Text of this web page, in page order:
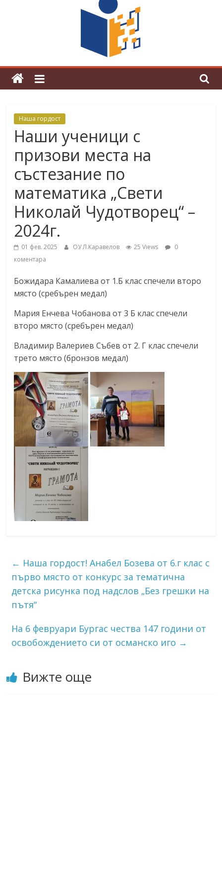
Магията на Андерсен оживя в ОУ
„Любен Каравелов“
Наша гордост
Наши ученици с
призови места на
състезание по
математика „Свети
Николай Чудотворец“ –
2024г.
01 фев. 2025 ОУ Л.Каравелов 25 Views
0
коментара
Божидара Камалиева от 1.Б клас спечели второ
място (сребърен медал)
Мария Енчева Чобанова от 3 Б клас спечели
второ място (сребърен медал)
Владимир Валериев Събев от 2. Г клас спечели
трето място (бронзов медал)
← Наша гордост! Анабел Бозева от 6.г клас с
първо място от конкурс за тематична
детска рисунка под надслов „Без грешки на
пътя“
На 6 февруари Бургас чества 147 години от
освобождението си от oсманско иго →
Вижте още